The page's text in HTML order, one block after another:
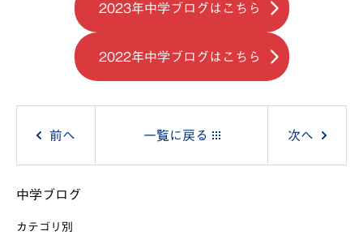
2023年中学ブログはこちら
2022年中学ブログはこちら
稿
ナ
前へ 一覧に戻る 次へ
中学ブログ
カテゴリ別